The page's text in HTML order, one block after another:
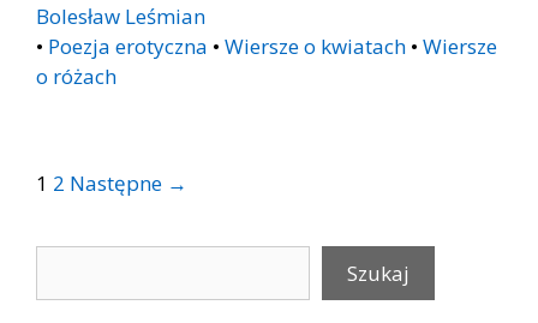
Bolesław Leśmian
• Poezja erotyczna • Wiersze o kwiatach • Wiersze
o różach
Post
1 2 Następne →
Szukaj